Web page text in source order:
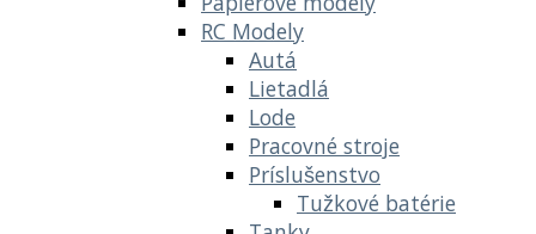
RC Modely
Autá
Lietadlá
Lode
Pracovné stroje
Príslušenstvo
Tužkové batérie